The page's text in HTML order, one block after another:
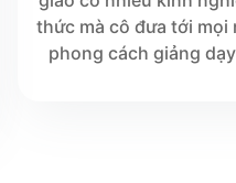
thức mà cô đưa tới
phong cách giảng